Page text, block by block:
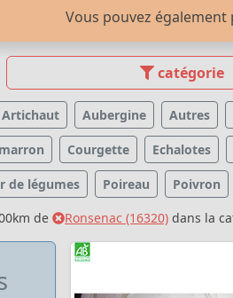
Vous pouvez
catégorie
Artichaut Aubergine Autres
Courgette Echalotes
de légumes Poireau Poivron
de
Ronsenac (16320) dans la